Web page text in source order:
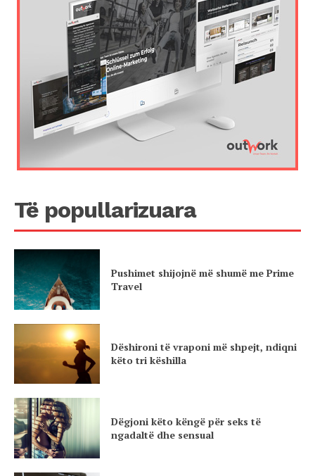
Të popullarizuara
Pushimet shijojnë më shumë me Prime
Travel
Dëshironi të vraponi më shpejt, ndiqni
këto tri këshilla
Dëgjoni këto këngë për seks të
ngadaltë dhe sensual